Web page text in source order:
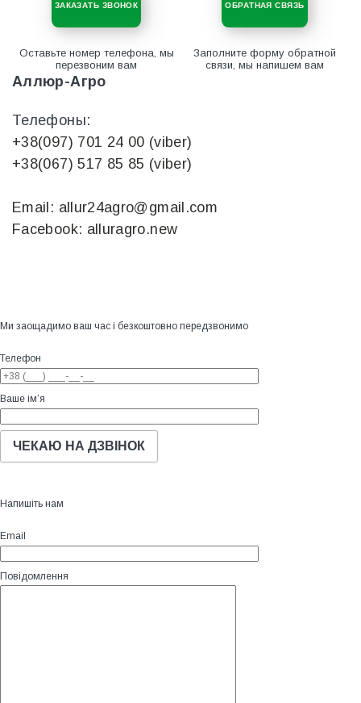
ЗАКАЗАТЬ ЗВОНОК
Оставьте номер телефона, мы
перезвоним вам
ОБРАТНАЯ СВЯЗЬ
Заполните форму обратной
связи, мы напишем вам
Аллюр-Агро
Телефоны:
+38(097) 701 24 00 (viber)
+38(067) 517 85 85 (viber)
Email: allur24agro@gmail.com
Facebook: alluragro.new
Ми заощадимо ваш час і безкоштовно передзвонимо
Телефон
Ваше ім’я
Напишіть нам
Email
Повідомлення